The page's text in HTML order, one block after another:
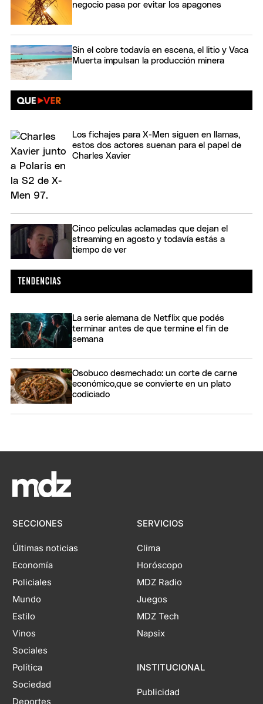
negocio pasa por evitar los apagones
Sin el cobre todavía en escena, el litio y Vaca
Muerta impulsan la producción minera
Los fichajes para X-Men siguen en llamas,
estos dos actores suenan para el papel de
Charles Xavier
Cinco películas aclamadas que dejan el
streaming en agosto y todavía estás a
tiempo de ver
La serie alemana de Netflix que podés
terminar antes de que termine el fin de
semana
Osobuco desmechado: un corte de carne
económico,que se convierte en un plato
codiciado
SECCIONES
Últimas noticias
Economía
Policiales
Mundo
Estilo
Vinos
Sociales
Política
Sociedad
Deportes
SERVICIOS
Clima
Horóscopo
MDZ Radio
Juegos
MDZ Tech
Napsix
INSTITUCIONAL
Publicidad